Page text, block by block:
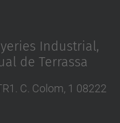
Industrial,
de Terrassa
C. Colom, 1 08222